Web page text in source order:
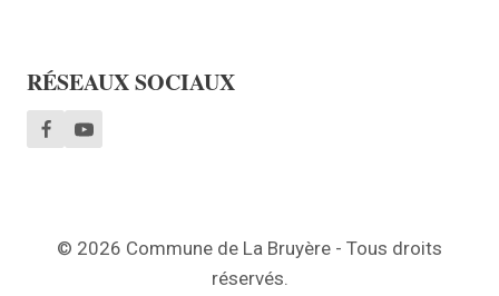
RÉSEAUX SOCIAUX
© 2026 Commune de La Bruyère - Tous droits
réservés.